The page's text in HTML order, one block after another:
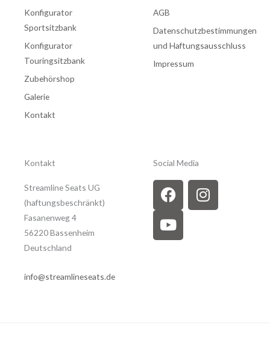
Konfigurator
Sportsitzbank
Konfigurator
Touringsitzbank
Zubehörshop
Galerie
Kontakt
AGB
Datenschutzbestimmungen
und Haftungsausschluss
Impressum
Kontakt
Streamline Seats UG
(haftungsbeschränkt)
Fasanenweg 4
56220 Bassenheim
Deutschland
info@streamlineseats.de
Social Media
F
a
c
e
I
n
Y
o
u
t